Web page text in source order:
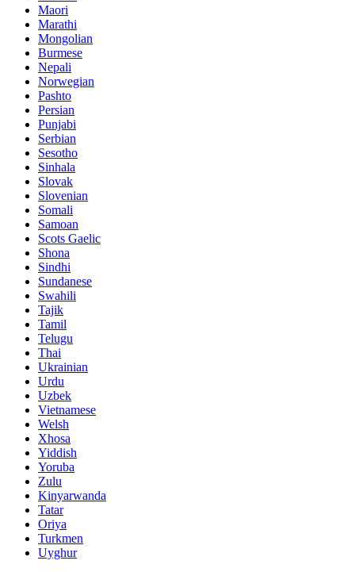
Maori
Marathi
Mongolian
Burmese
Nepali
Norwegian
Pashto
Persian
Punjabi
Serbian
Sesotho
Sinhala
Slovak
Slovenian
Somali
Samoan
Scots Gaelic
Shona
Sindhi
Sundanese
Swahili
Tajik
Tamil
Telugu
Thai
Ukrainian
Urdu
Uzbek
Vietnamese
Welsh
Xhosa
Yiddish
Yoruba
Zulu
Kinyarwanda
Tatar
Oriya
Turkmen
Uyghur